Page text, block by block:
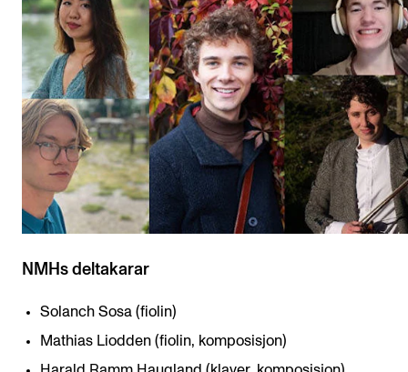
NMHs deltakarar
Solanch Sosa (fiolin)
Mathias Liodden (fiolin, komposisjon)